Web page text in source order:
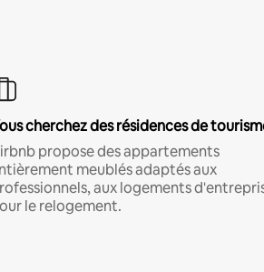
cherchez des résidences de
propose des appartements
meublés adaptés aux
aux logements
le relogement.